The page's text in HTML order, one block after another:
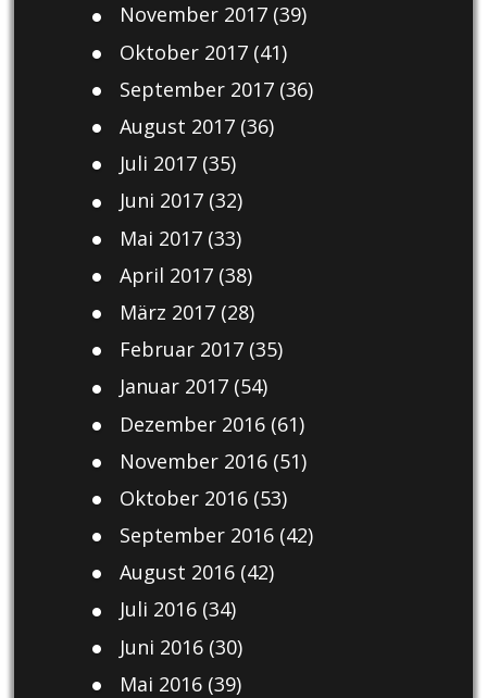
November 2017(39)
Oktober 2017(41)
September 2017(36)
August 2017(36)
Juli 2017(35)
Juni 2017(32)
Mai 2017(33)
April 2017(38)
März 2017(28)
Februar 2017(35)
Januar 2017(54)
Dezember 2016(61)
November 2016(51)
Oktober 2016(53)
September 2016(42)
August 2016(42)
Juli 2016(34)
Juni 2016(30)
Mai 2016(39)